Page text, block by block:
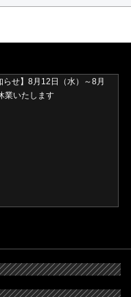
らせ】8月12日（水）～8月
業いたします
(土)・30日(日)開催】ORBEA
クス買取イベント開催